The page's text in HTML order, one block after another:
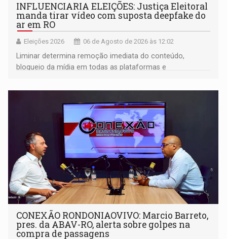
INFLUENCIARIA ELEIÇÕES: Justiça Eleitoral
manda tirar vídeo com suposta deepfake do
ar em RO
Eleições 2026 06 de Agosto de 2026 às 12:02
Liminar determina remoção imediata do conteúdo,
bloqueio da mídia em todas as plataformas e
CONEXÃO RONDONIAOVIVO: Marcio Barreto,
pres. da ABAV-RO, alerta sobre golpes na
compra de passagens